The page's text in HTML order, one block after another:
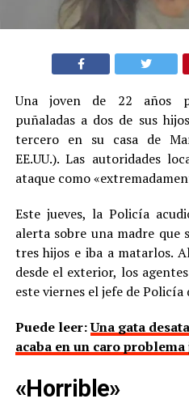
Una joven de 22 años
puñaladas a dos de sus
tercero en su casa de
EE.UU.). Las autoridades
ataque como
Este jueves, la Policía
alerta sobre una madre que
tres hijos e iba a matarlos.
desde el exterior, los
este viernes el jefe de Policía
Puede leer:Una gata
acaba en un caro
«Horrible»